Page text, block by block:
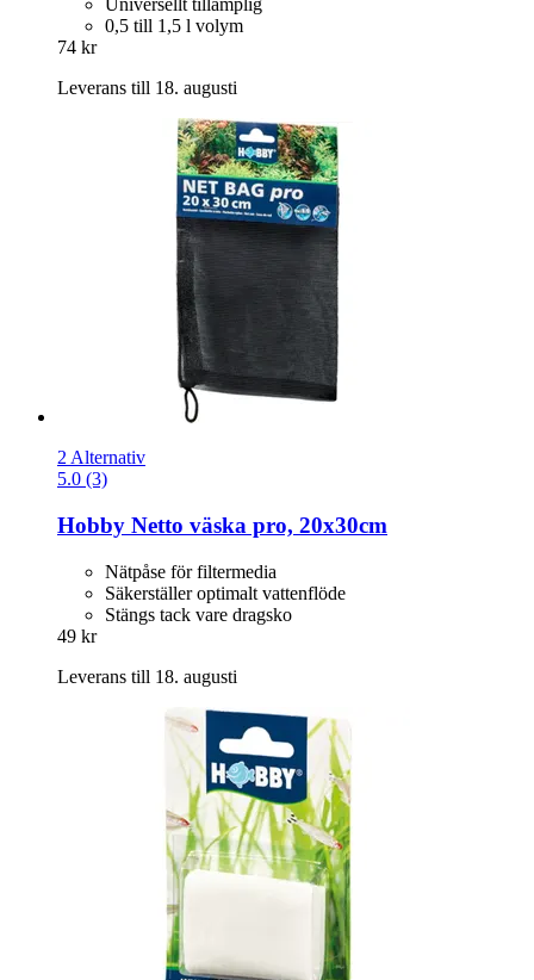
Universellt tillämplig
0,5 till 1,5 l volym
74 kr
Leverans till 18. augusti
2 Alternativ
5.0 (3)
Hobby Netto väska pro, 20x30cm
Nätpåse för filtermedia
Säkerställer optimalt vattenflöde
Stängs tack vare dragsko
49 kr
Leverans till 18. augusti